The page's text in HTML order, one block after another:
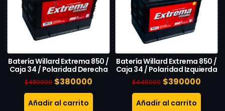
Batería Willard Extrema 850 /
Caja 34 / Polaridad Derecha
$480000 $380000
Añadir al carrito
Batería Willard Extrema 850 /
Caja 34 / Polaridad Izquierda
$445000 $390000
Añadir al carrito